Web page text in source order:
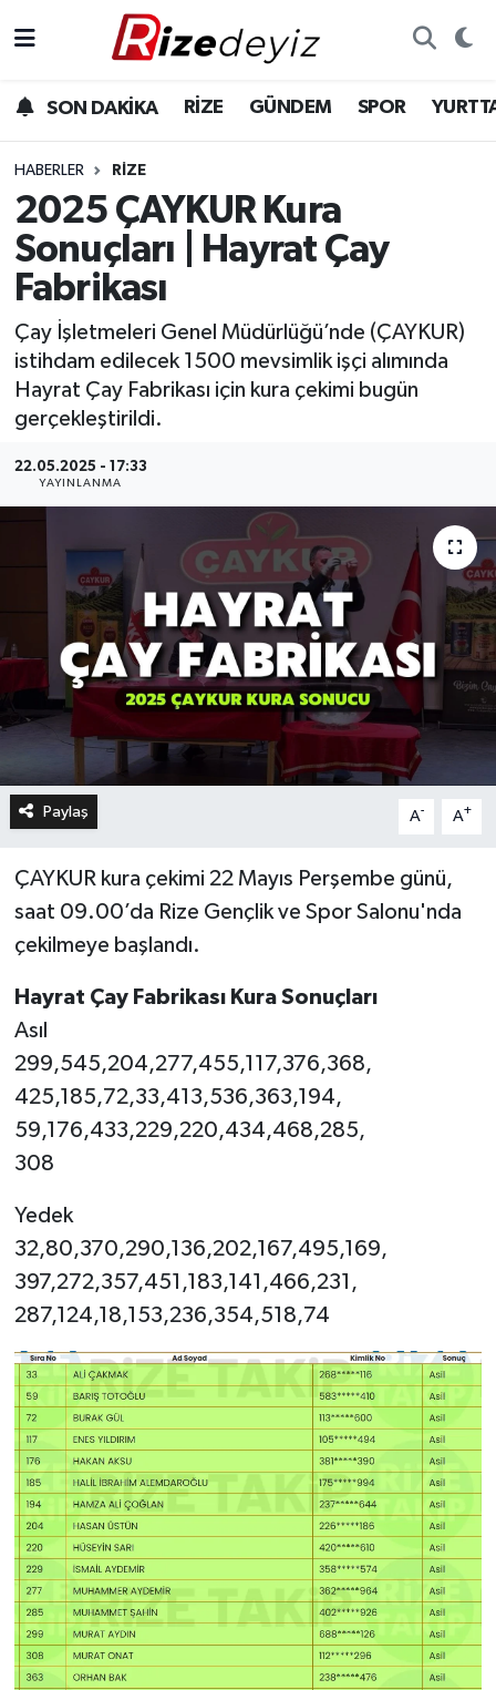
SON DAKİKA RİZE GÜNDEM SPOR
HABERLER RIZE
2025 ÇAYKUR Kura
Sonuçları | Hayrat Çay
Fabrikası
Çay İşletmeleri Genel Müdürlüğü’nde (ÇAYKUR)
istihdam edilecek 1500 mevsimlik işçi alımında
Hayrat Çay Fabrikası için kura çekimi bugün
gerçekleştirildi.
22.05.2025 - 17:33
YAYINLANMA
Paylaş A- A+
ÇAYKUR kura çekimi 22 Mayıs Perşembe günü,
saat 09.00’da Rize Gençlik ve Spor Salonu'nda
çekilmeye başlandı.
Hayrat Çay Fabrikası Kura Sonuçları
Asıl
299,545,204,277,455,117,376,368,
425,185,72,33,413,536,363,194,
59,176,433,229,220,434,468,285,
308
Yedek
32,80,370,290,136,202,167,495,169,
397,272,357,451,183,141,466,231,
287,124,18,153,236,354,518,74
Gündem
Yurttan Haberler
Ekonomi
Sağlık
Rize Hava Durumu
Rize Trafik Yoğunluk Haritası
Süper Lig Puan Durumu ve Fikstür
Son Dakika Haberleri
Haber Arşivi